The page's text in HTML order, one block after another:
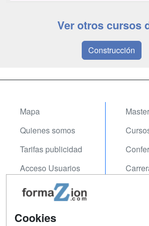
Ver otros cursos
Construcción
Mapa
Quienes somos
Tarifas publicidad
Acceso Usuarios
Acceso Centros
Cookies